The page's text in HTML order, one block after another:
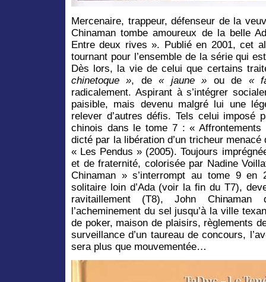
Mercenaire, trappeur, défenseur de la
Chinaman tombe amoureux de la belle
Entre deux rives ». Publié en 2001, cet
tournant pour l’ensemble de la série qui
Dès lors, la vie de celui que certains
chinetoque », de« jaune » ou de «
radicalement. Aspirant à s’intégrer
paisible, mais devenu malgré lui une
relever d’autres défis. Tels celui imposé
chinois dans le tome 7 : «
dicté par la libération d’un tricheur menacé
« Les Pendus » (2005). Toujours
et de fraternité, colorisée par Nadine
Chinaman » s’interrompt au tome 9 en
solitaire loin d’Ada (voir la fin du T7),
ravitaillement (T8), John Chinaman
l’acheminement du sel jusqu’à la ville
de poker, maison de plaisirs, règlements
surveillance d’un taureau de concours,
sera plus que mouvementée…